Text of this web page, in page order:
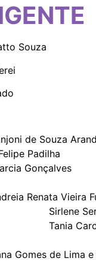
Souza
de Souza
Renata Vieira
Vilas
Coelho
Gomes de Lima